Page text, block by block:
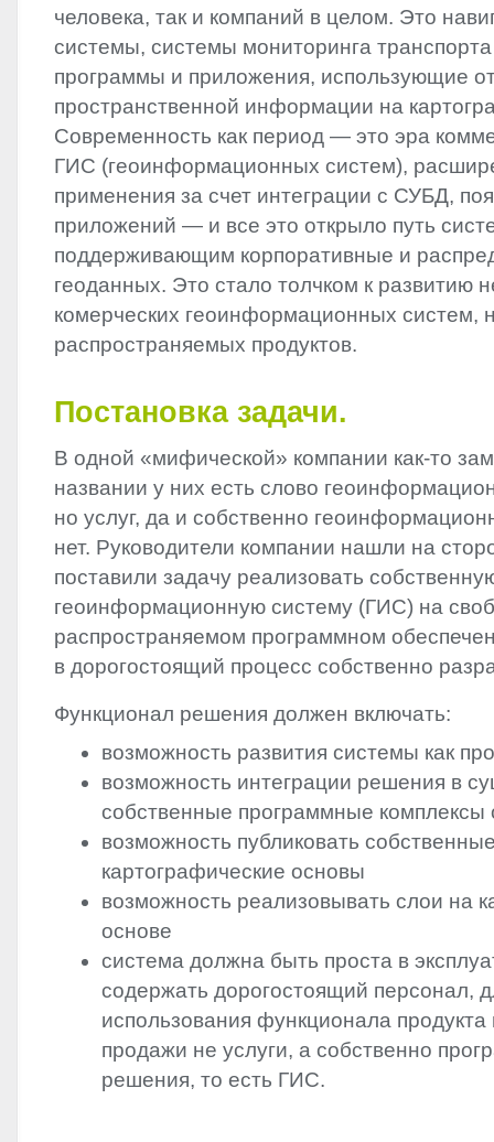
человека, так и компаний в целом. Это
системы, системы мониторинга
программы и приложения, использующие
пространственной информации на
Современность как период — это эра
ГИС (геоинформационных систем),
применения за счет интеграции с СУБД,
приложений — и все это открыло путь
поддерживающим корпоративные и
геоданных. Это стало толчком к развитию
комерческих геоинформационных систем,
распространяемых продуктов.
Постановка задачи.
В одной «мифической» компании как-то
названии у них есть слово
но услуг, да и собственно
нет. Руководители компании нашли на
поставили задачу реализовать
геоинформационную систему (ГИС) на
распространяемом программном
в дорогостоящий процесс собственно
Функционал решения должен включать:
возможность развития системы как
возможность интеграции решения в
собственные программные комплексы
возможность публиковать
картографические основы
возможность реализовывать слои на
основе
система должна быть проста в
содержать дорогостоящий персонал,
использования функционала продукта
продажи не услуги, а собственно
решения, то есть ГИС.